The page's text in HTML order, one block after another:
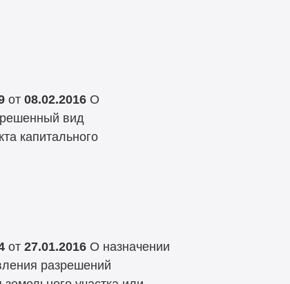
от08.02.2016 О
вид
капитального
от27.01.2016 О назначении
разрешений